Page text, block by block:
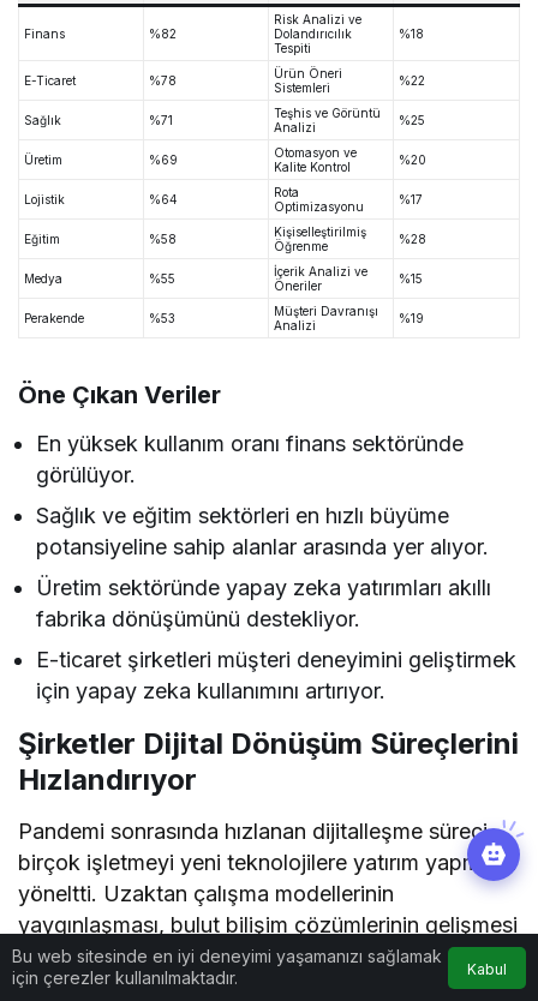
Finans %82
Risk Analizi ve
Dolandırıcılık
Tespiti
%18
E-Ticaret %78
Ürün Öneri
Sistemleri
%22
Sağlık %71
Teşhis ve Görüntü
Analizi
%25
Üretim %69
Otomasyon ve
Kalite Kontrol
%20
Lojistik %64
Rota
Optimizasyonu
%17
Eğitim %58
Kişiselleştirilmiş
Öğrenme
%28
Medya %55
İçerik Analizi ve
Öneriler
%15
Perakende %53
Müşteri Davranışı
Analizi
%19
Öne Çıkan Veriler
En yüksek kullanım oranı finans sektöründe
görülüyor.
Sağlık ve eğitim sektörleri en hızlı büyüme
potansiyeline sahip alanlar arasında yer alıyor.
Üretim sektöründe yapay zeka yatırımları akıllı
fabrika dönüşümünü destekliyor.
E-ticaret şirketleri müşteri deneyimini geliştirmek
için yapay zeka kullanımını artırıyor.
Şirketler Dijital Dönüşüm Süreçlerini
Hızlandırıyor
Pandemi sonrasında hızlanan dijitalleşme süreci,
birçok işletmeyi yeni teknolojilere yatırım yapmaya
yöneltti. Uzaktan çalışma modellerinin
yaygınlaşması, bulut bilişim çözümlerinin gelişmesi
ve veri odaklı yönetim anlayışının güçlenmesiyle
birlikte yapay zeka projeleri de kurumsal
Bu web sitesinde en iyi deneyimi yaşamanızı sağlamak
için çerezler kullanılmaktadır.
Kabul